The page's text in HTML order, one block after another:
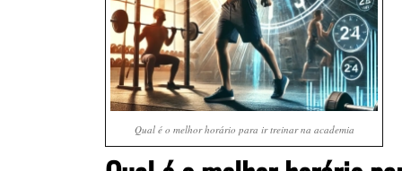
Qual é o melhor horário para ir treinar na academia